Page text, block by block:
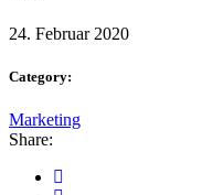
24. Februar 2020
Category:
Marketing
Share: